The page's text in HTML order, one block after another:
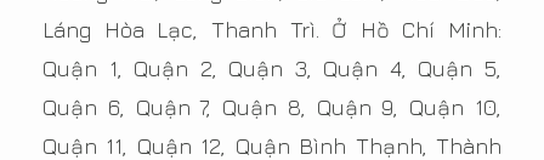
Láng Hòa Lạc, Thanh Trì. Ở Hồ Chí Minh:
Quận 1, Quận 2, Quận 3, Quận 4, Quận 5,
Quận 6, Quận 7, Quận 8, Quận 9, Quận 10,
Quận 11, Quận 12, Quận Bình Thạnh, Thành